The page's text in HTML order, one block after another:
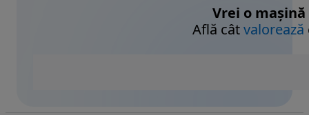
Vrei o mașină
Află câtvalorează